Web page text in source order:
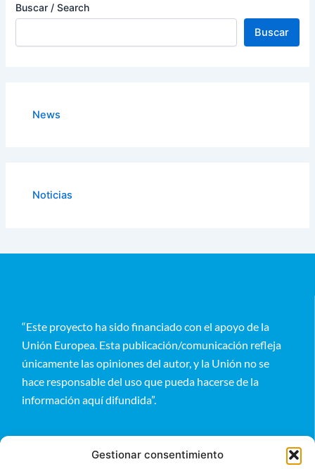
Gestionar consentimiento
Buscar / Search
Buscar
News
Noticias
“Este proyecto ha sido financiado con el apoyo de la
Unión Europea. Esta publicación/comunicación refleja
únicamente las opiniones del autor, y la Unión no se
hace responsable del uso que pueda hacerse de la
información aquí difundida”.